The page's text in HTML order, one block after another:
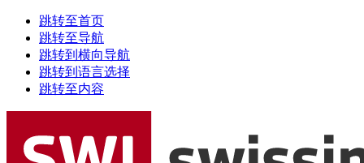
跳转至首页
跳转至导航
跳转到横向导航
跳转到语言选择
跳转至内容